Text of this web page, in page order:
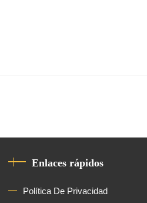
Enlaces rápidos
Política De Privacidad